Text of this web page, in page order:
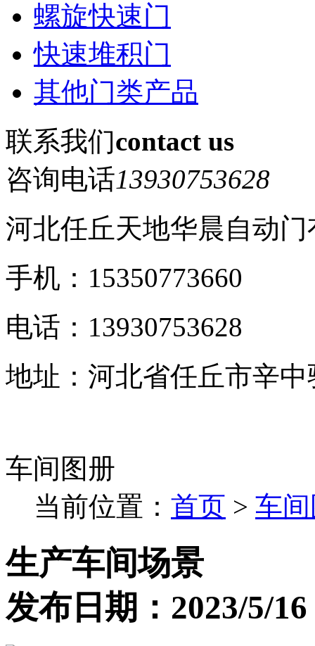
螺旋快速门
快速堆积门
其他门类产品
联系我们contact us
咨询电话13930753628
河北任丘天地华晨自动
手机：15350773660
电话：13930753628
地址：河北省任丘市辛
车间图册
当前位置： 首页 > 车
生产车间场景
发布日期：2023/5/